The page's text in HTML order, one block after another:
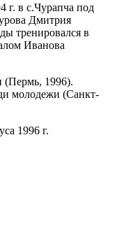
г. в с.Чурапча под
Дмитрия
тренировался в
Иванова
(Пермь, 1996).
молодежи (Санкт-
1996 г.